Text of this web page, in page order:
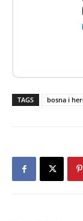
TAGS bosna i